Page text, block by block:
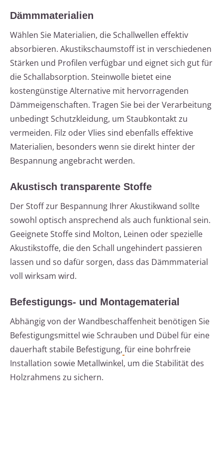
Dämmmaterialien
Wählen Sie Materialien, die Schallwellen effektiv
absorbieren. Akustikschaumstoff ist in verschiedenen
Stärken und Profilen verfügbar und eignet sich gut für
die Schallabsorption. Steinwolle bietet eine
kostengünstige Alternative mit hervorragenden
Dämmeigenschaften. Tragen Sie bei der Verarbeitung
unbedingt Schutzkleidung, um Staubkontakt zu
vermeiden. Filz oder Vlies sind ebenfalls effektive
Materialien, besonders wenn sie direkt hinter der
Bespannung angebracht werden.
Akustisch transparente Stoffe
Der Stoff zur Bespannung Ihrer Akustikwand sollte
sowohl optisch ansprechend als auch funktional sein.
Geeignete Stoffe sind Molton, Leinen oder spezielle
Akustikstoffe, die den Schall ungehindert passieren
lassen und so dafür sorgen, dass das Dämmmaterial
voll wirksam wird.
Befestigungs- und Montagematerial
Abhängig von der Wandbeschaffenheit benötigen Sie
Befestigungsmittel wie Schrauben und Dübel für eine
dauerhaft stabile Befestigung, für eine bohrfreie
Installation sowie Metallwinkel, um die Stabilität des
Holzrahmens zu sichern.